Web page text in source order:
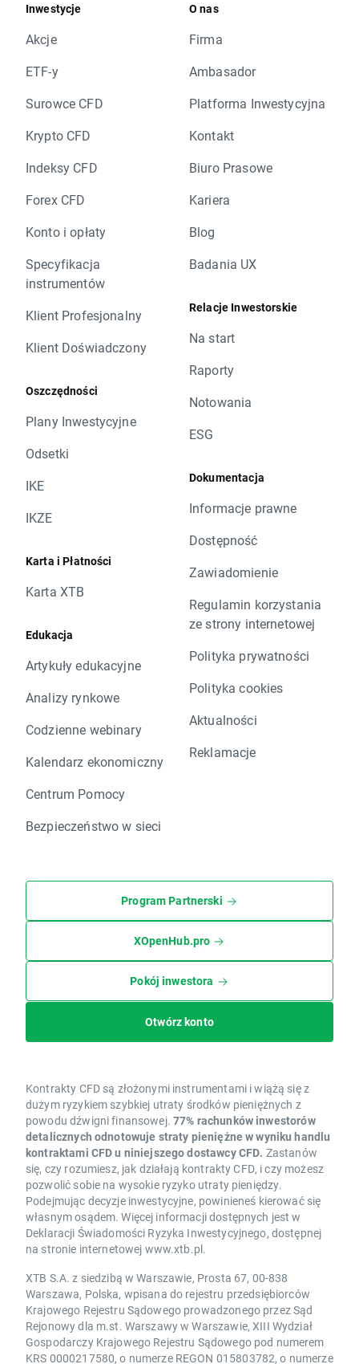
Inwestycje
Akcje
ETF-y
Surowce CFD
Krypto CFD
Indeksy CFD
Forex CFD
Konto i opłaty
Specyfikacja
instrumentów
Klient Profesjonalny
Klient Doświadczony
Oszczędności
Plany Inwestycyjne
Odsetki
IKE
IKZE
Karta i Płatności
Karta XTB
Edukacja
Artykuły edukacyjne
Analizy rynkowe
Codzienne webinary
Kalendarz ekonomiczny
Centrum Pomocy
Bezpieczeństwo w sieci
O nas
Firma
Ambasador
Platforma Inwestycyjna
Kontakt
Biuro Prasowe
Kariera
Blog
Badania UX
Relacje Inwestorskie
Na start
Raporty
Notowania
ESG
Dokumentacja
Informacje prawne
Dostępność
Zawiadomienie
Regulamin korzystania
ze strony internetowej
Polityka prywatności
Polityka cookies
Aktualności
Reklamacje
Program Partnerski
XOpenHub.pro
Pokój inwestora
Otwórz konto
Kontrakty CFD są złożonymi instrumentami i wiążą się z
dużym ryzykiem szybkiej utraty środków pieniężnych z
powodu dźwigni finansowej. 77% rachunków inwestorów
detalicznych odnotowuje straty pieniężne w wyniku handlu
kontraktami CFD u niniejszego dostawcy CFD. Zastanów
się, czy rozumiesz, jak działają kontrakty CFD, i czy możesz
pozwolić sobie na wysokie ryzyko utraty pieniędzy.
Podejmując decyzje inwestycyjne, powinieneś kierować się
własnym osądem. Więcej informacji dostępnych jest w
Deklaracji Świadomości Ryzyka Inwestycyjnego, dostępnej
na stronie internetowej www.xtb.pl.
XTB S.A. z siedzibą w Warszawie, Prosta 67, 00-838
Warszawa, Polska, wpisana do rejestru przedsiębiorców
Krajowego Rejestru Sądowego prowadzonego przez Sąd
Rejonowy dla m.st. Warszawy w Warszawie, XIII Wydział
Gospodarczy Krajowego Rejestru Sądowego pod numerem
KRS 0000217580, o numerze REGON 015803782, o numerze